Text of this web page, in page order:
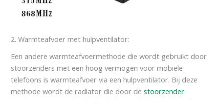
2. Warmteafvoer met hulpventilator:
Een andere warmteafvoermethode die wordt gebruikt door
stoorzenders met een hoog vermogen voor mobiele
telefoons is warmteafvoer via een hulpventilator. Bij deze
methode wordt de radiator die door destoorzender